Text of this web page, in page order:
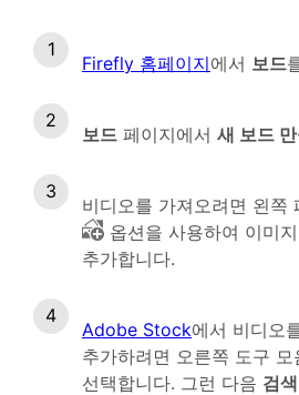
Firefly 홈페이지에서 보드
보드 페이지에서 새 보드
비디오를 가져오려면 왼쪽
옵션을 사용하여 이미
추가합니다.
Adobe Stock에서 비디오
추가하려면 오른쪽 도구 모
선택합니다. 그런 다음 검색